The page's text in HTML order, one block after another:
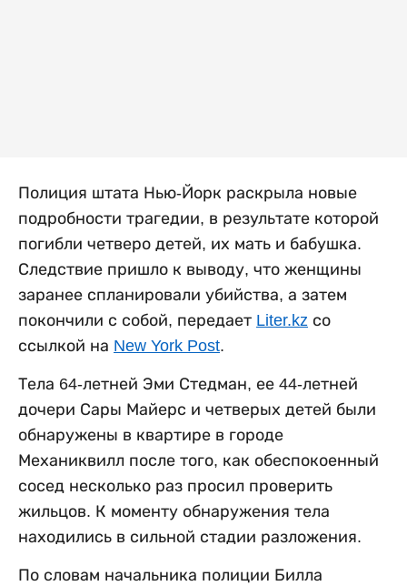
Полиция штата Нью-Йорк раскрыла новые
подробности трагедии, в результате которой
погибли четверо детей, их мать и бабушка.
Следствие пришло к выводу, что женщины
заранее спланировали убийства, а затем
покончили с собой, передает Liter.kz со
ссылкой на New York Post.
Тела 64-летней Эми Стедман, ее 44-летней
дочери Сары Майерс и четверых детей были
обнаружены в квартире в городе
Механиквилл после того, как обеспокоенный
сосед несколько раз просил проверить
жильцов. К моменту обнаружения тела
находились в сильной стадии разложения.
По словам начальника полиции Билла